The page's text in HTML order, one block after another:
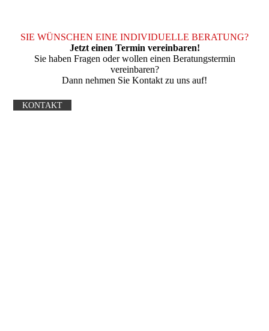
SIE WÜNSCHEN EINE INDIVIDUELLE BERATUNG?
Jetzt einen Termin vereinbaren!
Sie haben Fragen oder wollen einen Beratungstermin
vereinbaren?
Dann nehmen Sie Kontakt zu uns auf!
KONTAKT